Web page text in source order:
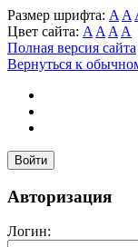
Размер шрифта: A A
Цвет сайта: A A A A
Полная версия сайта
Вернуться к
Войти
Авторизация
Логин: